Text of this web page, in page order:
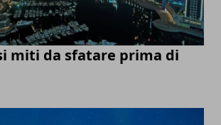
miti da sfatare prima di